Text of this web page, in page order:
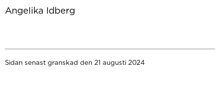
Angelika Idberg
Sidan senast granskad den 21 augusti 2024